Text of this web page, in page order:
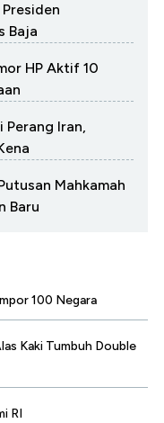
Baja
HP Aktif 10
Perang Iran,
Mahkamah
Baru
100 Negara
Kaki Tumbuh Double
RI